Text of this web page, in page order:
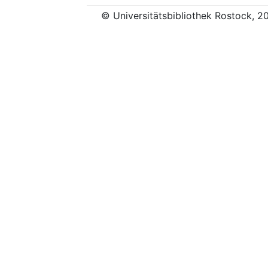
© Universitätsbibliothek Rostock,